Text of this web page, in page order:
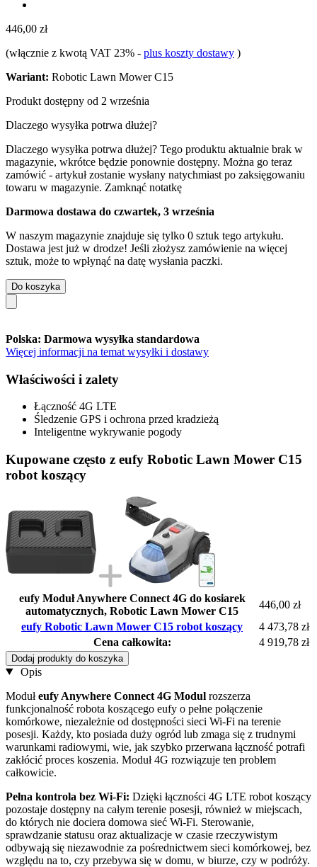
446,00 zł
(włącznie z kwotą VAT 23% - plus koszty dostawy )
Wariant: Robotic Lawn Mower C15
Produkt dostępny od 2 września
Dlaczego wysyłka potrwa dłużej?
Dlaczego wysyłka potrwa dłużej? Tego produktu aktualnie brak w
magazynie, wkrótce będzie ponownie dostępny. Można go teraz
zamówić - artykuł zostanie wysłany natychmiast po zaksięgowaniu
towaru w magazynie. Zamknąć notatkę
Darmowa dostawa do czwartek, 3 września
W naszym magazynie znajduje się tylko 0 sztuk tego artykułu.
Dostawa jest już w drodze! Jeśli złożysz zamówienie na więcej
sztuk, może to wpłynąć na datę wysłania paczki.
Do koszyka
Polska: Darmowa wysyłka standardowa
Więcej informacji na temat wysyłki i dostawy
Właściwości i zalety
Łączność 4G LTE
Śledzenie GPS i ochrona przed kradzieżą
Inteligentne wykrywanie pogody
Kupowane często z eufy Robotic Lawn Mower C15
robot koszący
eufy Moduł Anywhere Connect 4G do kosiarek
automatycznych, Robotic Lawn Mower C15
446,00 zł
eufy Robotic Lawn Mower C15 robot koszący
4 473,78 zł
Cena całkowita:
4 919,78 zł
Dodaj produkty do koszyka
Opis
Modułeufy Anywhere Connect 4G Modul rozszerza
funkcjonalność robota koszącego eufy o pełne połączenie
komórkowe, niezależnie od dostępności sieci Wi-Fi na terenie
posesji. Każdy, kto posiada duży ogród lub zmaga się z trudnymi
warunkami radiowymi, wie, jak szybko przerwana łączność potrafi
zakłócić proces koszenia. Moduł 4G rozwiązuje ten problem
całkowicie.
Pełna kontrola bez Wi-Fi: Dzięki łączności 4G LTE robot koszący
pozostaje dostępny na całym terenie posesji, również w miejscach,
do których nie dociera domowa sieć Wi-Fi. Sterowanie,
sprawdzanie statusu oraz aktualizacje w czasie rzeczywistym
odbywają się niezawodnie za pośrednictwem sieci komórkowej, bez
względu na to, czy przebywa się w domu, w biurze, czy w podróży.